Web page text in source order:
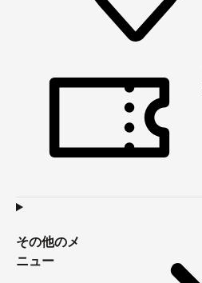
その他のメ
ニュー